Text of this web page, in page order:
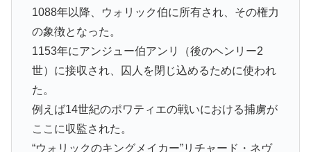
1088年以降、ウォリック伯に所有され、その権力
の象徴となった。
1153年にアンジュー伯アンリ（後のヘンリー2
世）に接収され、囚人を閉じ込めるために使われ
た。
例えば14世紀のポワティエの戦いにおける捕虜が
ここに収監された。
“ウォリックのキングメイカー”リチャード・ネヴ